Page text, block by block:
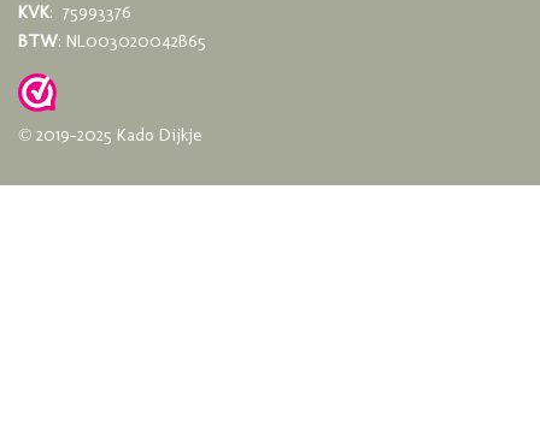
KVK: 75993376
BTW: NL003020042B65
© 2019-2025 Kado Dijkje